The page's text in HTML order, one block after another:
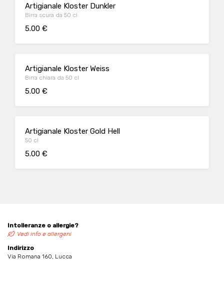
Artigianale Kloster Dunkler
Birra scura da 50 cl
5.00 €
Artigianale Kloster Weiss
Birra chiara da 50 cl
5.00 €
Artigianale Kloster Gold Hell
50 cl
5.00 €
Intolleranze o allergie?
Vedi info e allergeni
Indirizzo
Via Romana 160, Lucca